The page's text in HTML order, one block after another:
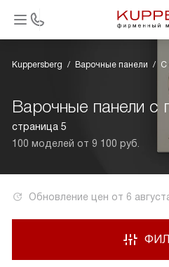
Kuppersberg Варочные панели С
Варочные панели с
страница 5
100 моделей от 9 100 руб.
Обновление цен от 6